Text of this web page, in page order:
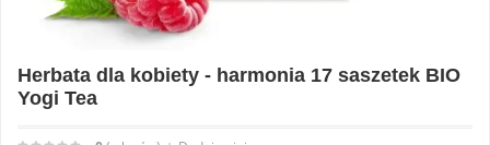
Herbata dla kobiety - harmonia 17 saszetek BIO
Yogi Tea